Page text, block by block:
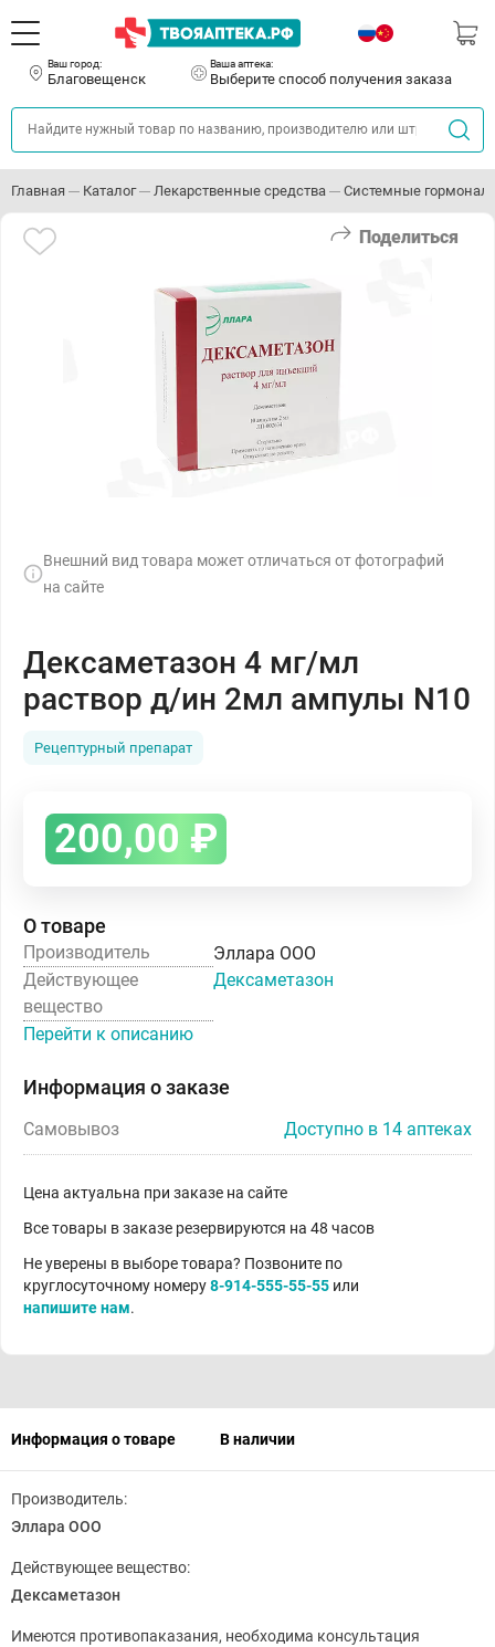
Ваш город:
Благовещенск
Ваша аптека:
Выберите способ получения заказа
Главная Каталог Лекарственные средства Системные
Поделиться
Внешний вид товара может отличаться от фотографий
на сайте
Дексаметазон 4 мг/мл
раствор д/ин 2мл ампулы N10
Рецептурный препарат
200,00 ₽
О товаре
Производитель
Эллара ООО
Действующее
вещество
Дексаметазон
Перейти к описанию
Информация о заказе
Самовывоз Доступно в 14 аптеках
Цена актуальна при заказе на сайте
Все товары в заказе резервируются на 48 часов
Не уверены в выборе товара? Позвоните по
круглосуточному номеру8-914-555-55-55 или
напишите нам.
Информация о товаре В наличии
Производитель:
Эллара ООО
Действующее вещество:
Дексаметазон
Имеются противопаказания, необходима консультация